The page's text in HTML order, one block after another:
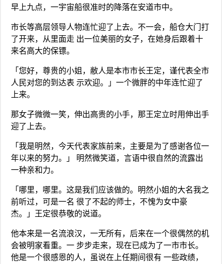
早上九点，一宇宙船很准时的降落在安道市中。
市长等高层领导人物连忙迎了上去。不一会，船仓大门打
了开来，从里面走 出一位美丽的女子，在她身后跟着十
来名高大的保镖。
「您好，尊贵的小姐，敝人是本市市长王定，谨代表全市
人民对您的到达表 示欢迎。」一个微胖的中年连忙迎了
上来。
那女子微微一笑，伸出高贵的小手，那王定立时用伸出手
迎了上去。
「我是明然，今天代表家族前来，主要是为了感谢各位一
年以来的努力。」 明然微笑道，言语中很自然的流露出
一种亲和力。
「哪里，哪里。这是我们应该做的。明然小姐的大名我之
前听过，可是一名 很了不起的师士，不愧为女中豪
杰。」王定很恭敬的说道。
他本来是一名流浪汉，一无所有，后来在一个很偶然的机
会被明家看重。一 步步走来，现在已成为了一市市长。
他是一个很感恩的人，虽说在上任期间很有 一些政绩，